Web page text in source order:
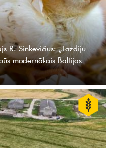
R. Sinkevičius: „Lazdiju
modernākais Baltijas